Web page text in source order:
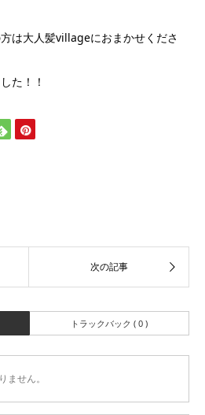
は大人髪villageにおまかせくださ
た！！
トラックバック ( 0 )
ません。